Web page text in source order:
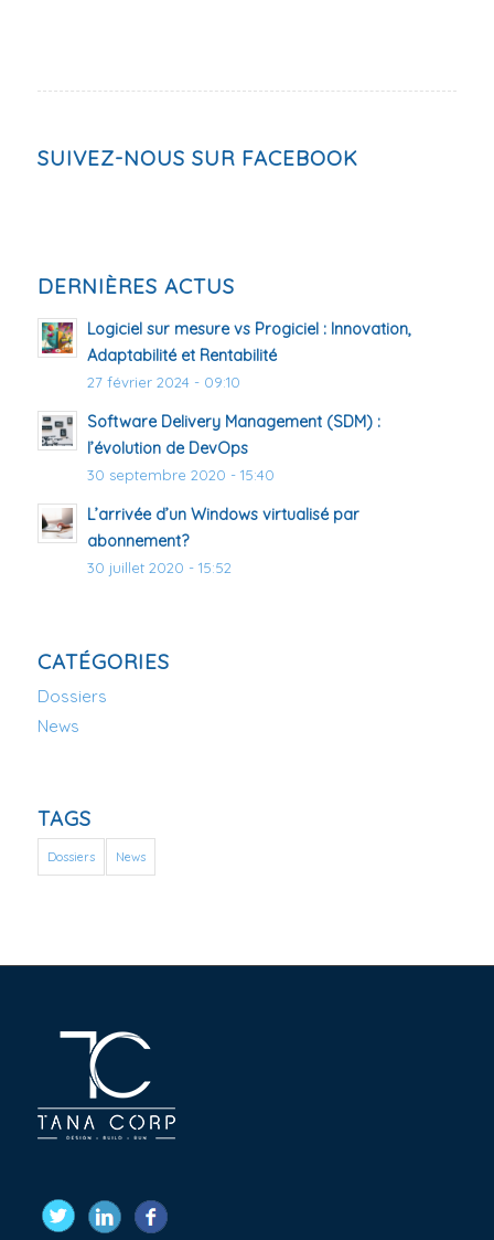
SUIVEZ-NOUS SUR FACEBOOK
DERNIÈRES ACTUS
Logiciel sur mesure vs Progiciel : Innovation,
Adaptabilité et Rentabilité
27 février 2024 - 09:10
Software Delivery Management (SDM) :
l’évolution de DevOps
30 septembre 2020 - 15:40
L’arrivée d’un Windows virtualisé par
abonnement?
30 juillet 2020 - 15:52
CATÉGORIES
Dossiers
News
TAGS
Dossiers News